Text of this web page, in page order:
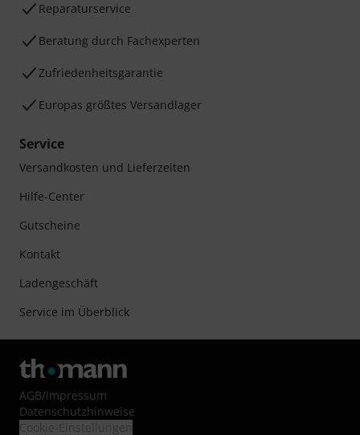
Reparaturservice
Beratung durch Fachexperten
Zufriedenheitsgarantie
Europas größtes Versandlager
Service
Versandkosten und Lieferzeiten
Hilfe-Center
Gutscheine
Kontakt
Ladengeschäft
Service im Überblick
AGB/Impressum
Datenschutzhinweise